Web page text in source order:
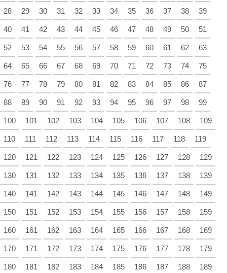
28 29 30 31 32 33 34 35 36 37 38 39
40 41 42 43 44 45 46 47 48 49 50 51
52 53 54 55 56 57 58 59 60 61 62 63
64 65 66 67 68 69 70 71 72 73 74 75
76 77 78 79 80 81 82 83 84 85 86 87
88 89 90 91 92 93 94 95 96 97 98 99
100 101 102 103 104 105 106 107 108 109
110 111 112 113 114 115 116 117 118 119
120 121 122 123 124 125 126 127 128 129
130 131 132 133 134 135 136 137 138 139
140 141 142 143 144 145 146 147 148 149
150 151 152 153 154 155 156 157 158 159
160 161 162 163 164 165 166 167 168 169
170 171 172 173 174 175 176 177 178 179
180 181 182 183 184 185 186 187 188 189